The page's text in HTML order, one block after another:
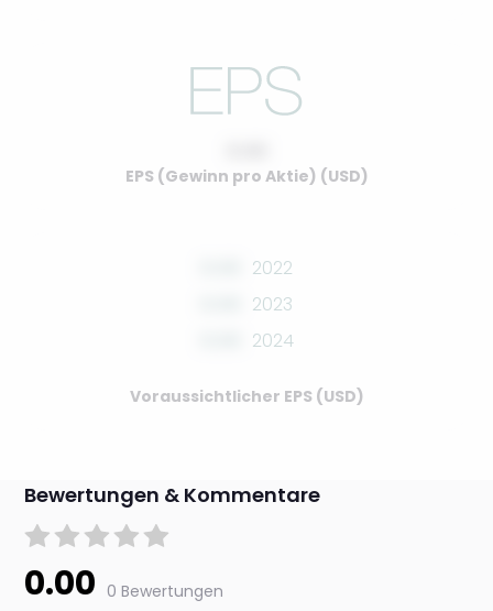
EPS (Gewinn pro Aktie) (USD)
2022
2023
2024
Voraussichtlicher EPS (USD)
Bewertungen & Kommentare
0.00 0 Bewertungen